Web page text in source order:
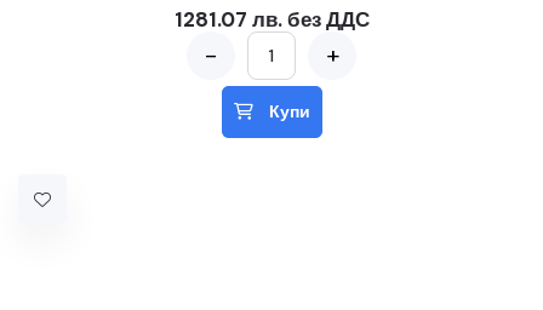
1281.07 лв. без ДДС
- +
Купи